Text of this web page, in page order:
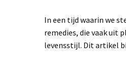
In een tijd waarin we
remedies, die vaak uit
levensstijl. Dit artikel